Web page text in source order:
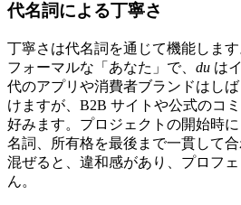
代名詞による丁寧さ
丁寧さは代名詞を通じて機能します
フォーマルな「あなた」で、 du は
代のアプリや消費者ブランドはし
けますが、B2B サイトや公式のコ
好みます。プロジェクトの開始時
名詞、所有格を最後まで一貫して
混ぜると、違和感があり、プロフ
ん。